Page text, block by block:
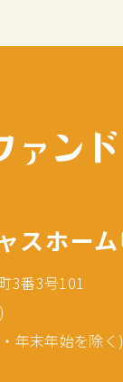
スホーム
3番3号101
年末年始を除く)